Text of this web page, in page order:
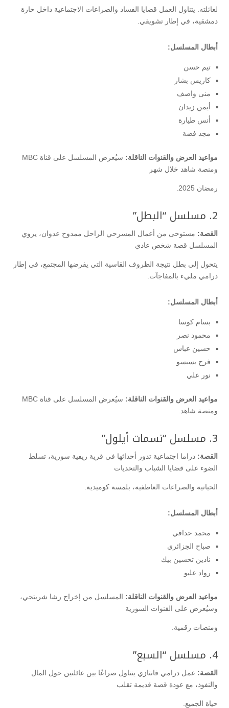
لعائلته. يتناول العمل قضايا الفساد والصراعات الاجتماعية داخل حارة
دمشقية، في إطار تشويقي.
أبطال المسلسل:
تيم حسن
كاريس بشار
منى واصف
أيمن زيدان
أنس طيارة
مجد فضة
مواعيد العرض والقنوات الناقلة:
سيُعرض المسلسل على قناة MBC
ومنصة شاهد خلال شهر
رمضان 2025.
2. مسلسل “البطل”
القصة: مستوحى من أعمال المسرحي الراحل ممدوح عدوان، يروي
المسلسل قصة شخص عادي
يتحول إلى بطل نتيجة الظروف القاسية التي يفرضها المجتمع، في إطار
درامي مليء بالمفاجآت.
أبطال المسلسل:
بسام كوسا
محمود نصر
حسين عباس
فرح بسيسو
نور علي
مواعيد العرض والقنوات الناقلة:
سيُعرض المسلسل على قناة MBC
ومنصة شاهد.
3. مسلسل “نسمات أيلول”
القصة: دراما اجتماعية تدور أحداثها في قرية ريفية سورية، تسلط
الضوء على قضايا الشباب والتحديات
الحياتية والصراعات العاطفية، بلمسة كوميدية.
أبطال المسلسل:
محمد حداقي
صباح الجزائري
نادين تحسين بيك
رواد عليو
مواعيد العرض والقنوات الناقلة: المسلسل من إخراج رشا شربتجي،
وسيُعرض على القنوات السورية
ومنصات رقمية.
4. مسلسل “السبع”
القصة: عمل درامي فانتازي يتناول صراعًا بين عائلتين حول المال
والنفوذ، مع عودة قصة قديمة تقلب
حياة الجميع.